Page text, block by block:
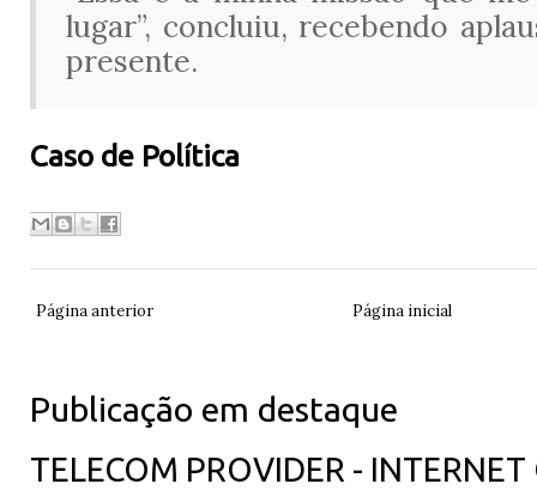
lugar”, concluiu, recebendo
presente.
Caso de Política
Página anterior Página inicial
Publicação em destaque
TELECOM PROVIDER -